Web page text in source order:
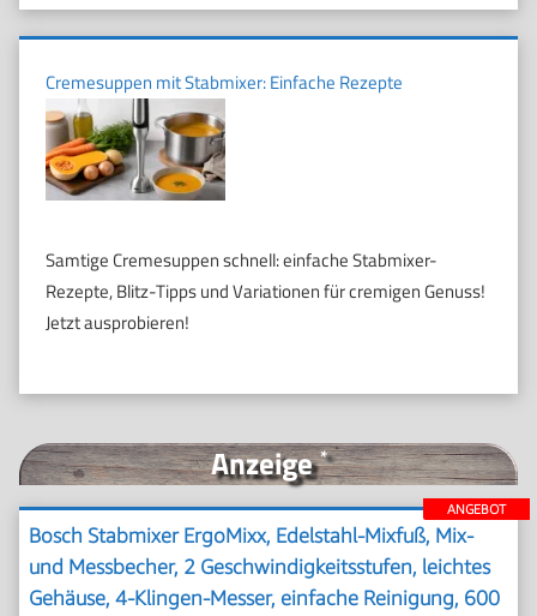
Anzeige*
ANGEBOT
Bosch Stabmixer ErgoMixx, Edelstahl-Mixfuß, Mix-
und Messbecher, 2 Geschwindigkeitsstufen, leichtes
Gehäuse, 4-Klingen-Messer, einfache Reinigung, 600
Cremesuppen mit Stabmixer: Einfache Rezepte
Samtige Cremesuppen schnell: einfache Stabmixer-
Rezepte, Blitz-Tipps und Variationen für cremigen Genuss!
Jetzt ausprobieren!